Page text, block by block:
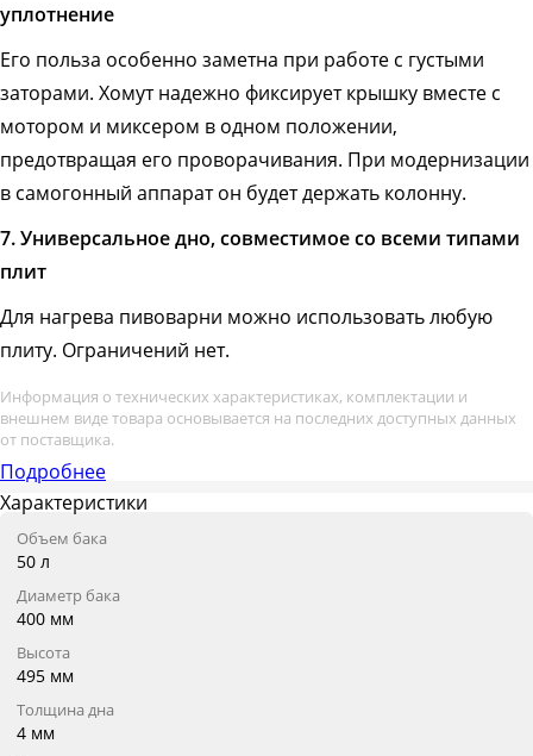
уплотнение
Его польза особенно заметна при работе с густыми
заторами. Хомут надежно фиксирует крышку вместе с
мотором и миксером в одном положении,
предотвращая его проворачивания. При модернизации
в самогонный аппарат он будет держать колонну.
7. Универсальное дно, совместимое со всеми типами
плит
Для нагрева пивоварни можно использовать любую
плиту. Ограничений нет.
Информация о технических характеристиках, комплектации и
внешнем виде товара основывается на последних доступных данных
от поставщика.
Подробнее
Характеристики
Объем бака
50 л
Диаметр бака
400 мм
Высота
495 мм
Толщина дна
4 мм